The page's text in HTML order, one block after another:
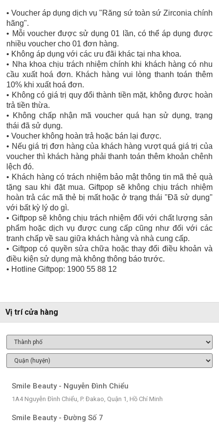
• Voucher áp dụng dịch vụ "Răng sứ toàn sứ Zirconia chính
hãng".
• Mỗi voucher được sử dụng 01 lần, có thể áp dụng được
nhiều voucher cho 01 đơn hàng.
• Không áp dụng với các ưu đãi khác tại nha khoa.
​• Nha khoa chịu trách nhiệm chính khi khách hàng có nhu
cầu xuất hoá đơn. Khách hàng vui lòng thanh toán thêm
10% khi xuất hoá đơn.
​• Không có giá trị quy đổi thành tiền mặt, không được hoàn
trả tiền thừa.
​• Không chấp nhận mã voucher quá hạn sử dụng, trạng
thái đã sử dụng.
​• Voucher không hoàn trả hoặc bán lại được.
​• Nếu giá trị đơn hàng của khách hàng vượt quá giá trị của
voucher thì khách hàng phải thanh toán thêm khoản chênh
lệch đó.
​• Khách hàng có trách nhiệm bảo mật thông tin mã thẻ quà
tặng sau khi đặt mua. Giftpop sẽ không chịu trách nhiệm
hoàn trả các mã thẻ bị mất hoặc ở trạng thái "Đã sử dụng"
với bất kỳ lý do gì.
​• Giftpop sẽ không chịu trách nhiệm đối với chất lượng sản
phẩm hoặc dịch vụ được cung cấp cũng như đối với các
tranh chấp về sau giữa khách hàng và nhà cung cấp.
​• Giftpop có quyền sửa chữa hoặc thay đổi điều khoản và
điều kiện sử dụng mà không thông báo trước.
​• Hotline Giftpop: 1900 55 88 12
Vị trí cửa hàng
Smile Beauty - Nguyễn Đình Chiểu
1A4 Nguyễn Đình Chiểu, P. Đakao, Quận 1, Hồ Chí Minh
Smile Beauty - Đường Số 7